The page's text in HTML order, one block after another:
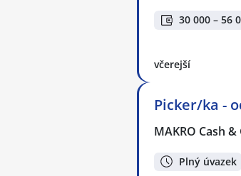
30 000 – 56
včerejší
Picker/ka -
MAKRO Cash
Plný úvazek